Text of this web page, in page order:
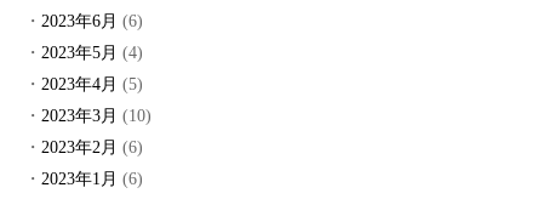
2023年6月 (6)
2023年5月 (4)
2023年4月 (5)
2023年3月 (10)
2023年2月 (6)
2023年1月 (6)